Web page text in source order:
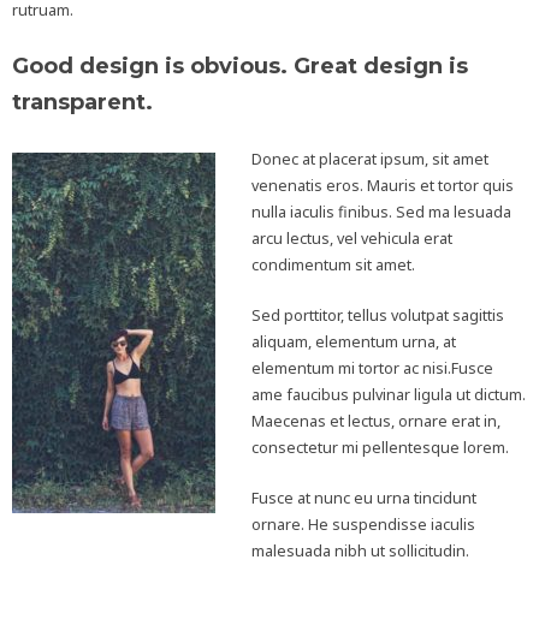
rutruam.
Good design is obvious. Great design is
transparent.
Donec at placerat ipsum, sit amet
venenatis eros. Mauris et tortor quis
nulla iaculis finibus. Sed ma lesuada
arcu lectus, vel vehicula erat
condimentum sit amet.
Sed porttitor, tellus volutpat sagittis
aliquam, elementum urna, at
elementum mi tortor ac nisi.Fusce
ame faucibus pulvinar ligula ut dictum.
Maecenas et lectus, ornare erat in,
consectetur mi pellentesque lorem.
Fusce at nunc eu urna tincidunt
ornare. He suspendisse iaculis
malesuada nibh ut sollicitudin.